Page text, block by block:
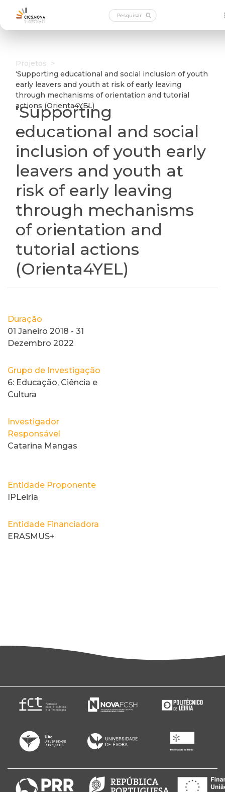
Projetos >
‘Supporting educational and social inclusion of youth
early leavers and youth at risk of early leaving
through mechanisms of orientation and tutorial
actions (Orienta4YEL)
‘Supporting
educational and social
inclusion of youth early
leavers and youth at
risk of early leaving
through mechanisms
of orientation and
tutorial actions
(Orienta4YEL)
Duração
01 Janeiro 2018 - 31
Dezembro 2022
Grupo de Investigação
6: Educação, Ciência e
Cultura
Investigador
Responsável
Catarina Mangas
Entidade Proponente
IPLeiria
Entidade Financiadora
ERASMUS+